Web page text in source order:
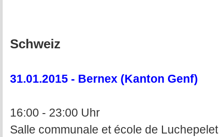
Schweiz
31.01.2015 - Bernex (Kanton Genf)
16:00 - 23:00 Uhr
Salle communale et école de Luchepelet